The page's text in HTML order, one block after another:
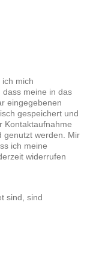
mich
dass meine in das
eingegebenen
gespeichert und
Kontaktaufnahme
genutzt werden. Mir
ich meine
widerrufen
sind, sind